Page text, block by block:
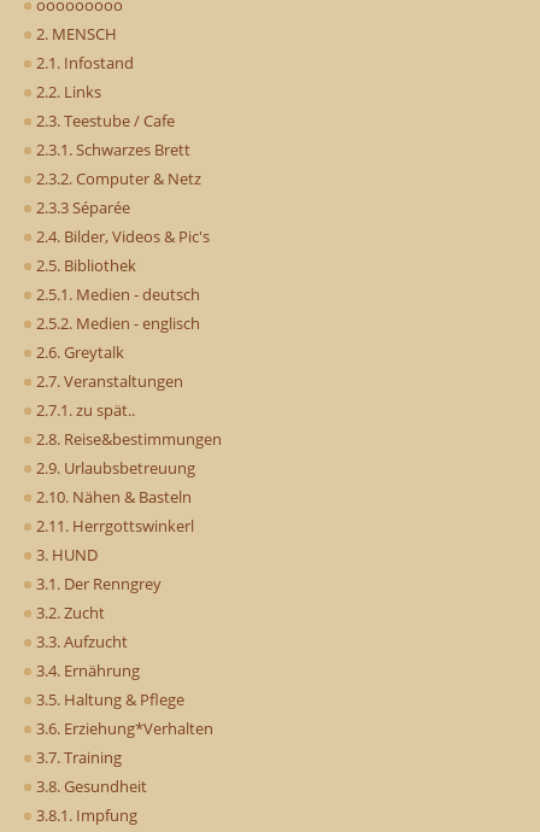
ooooooooo
2. MENSCH
2.1. Infostand
2.2. Links
2.3. Teestube / Cafe
2.3.1. Schwarzes Brett
2.3.2. Computer & Netz
2.3.3 Séparée
2.4. Bilder, Videos & Pic's
2.5. Bibliothek
2.5.1. Medien - deutsch
2.5.2. Medien - englisch
2.6. Greytalk
2.7. Veranstaltungen
2.7.1. zu spät..
2.8. Reise&bestimmungen
2.9. Urlaubsbetreuung
2.10. Nähen & Basteln
2.11. Herrgottswinkerl
3. HUND
3.1. Der Renngrey
3.2. Zucht
3.3. Aufzucht
3.4. Ernährung
3.5. Haltung & Pflege
3.6. Erziehung*Verhalten
3.7. Training
3.8. Gesundheit
3.8.1. Impfung